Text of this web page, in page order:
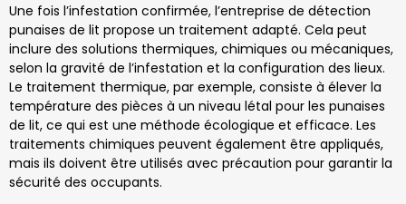
Une fois l’infestation confirmée, l’entreprise de détection
punaises de lit propose un traitement adapté. Cela peut
inclure des solutions thermiques, chimiques ou mécaniques,
selon la gravité de l’infestation et la configuration des lieux.
Le traitement thermique, par exemple, consiste à élever la
température des pièces à un niveau létal pour les punaises
de lit, ce qui est une méthode écologique et efficace. Les
traitements chimiques peuvent également être appliqués,
mais ils doivent être utilisés avec précaution pour garantir la
sécurité des occupants.